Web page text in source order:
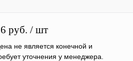
руб. / шт
не является конечной и
уточнения у менеджера.